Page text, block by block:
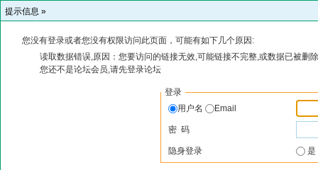
提示信息 »
您没有登录或者您没有权限访问此页面，可能有如下几个原因:
读取数据错误,原因：您要访问的链接无效,可能链接不完整,或数据已被删
您还不是论坛会员,请先登录论坛
登录
用户名
Email
密 码
隐身登录